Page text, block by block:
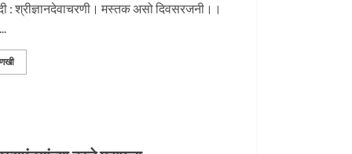
: श्रीज्ञानदेवाचरणी। मस्तक असो दिवसरजनी।।